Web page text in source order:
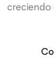
creciendo